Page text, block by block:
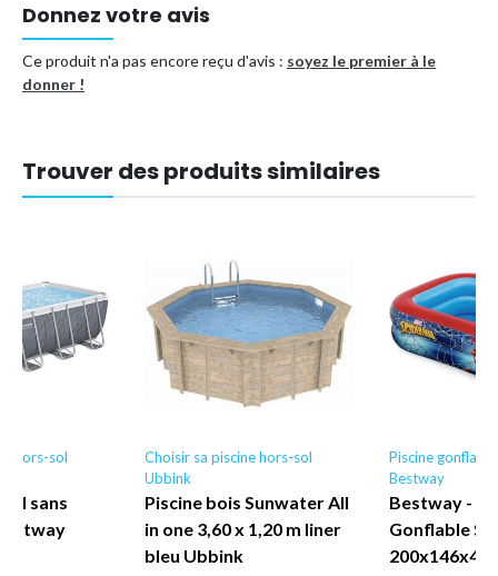
Donnez votre avis
Ce produit n'a pas encore reçu d'avis : soyez le premier à le
donner !
Trouver des produits similaires
hors-sol
sans
Choisir sa piscine hors-sol
Ubbink
Piscine bois Sunwater All
in one 3,60 x 1,20 m liner
bleu Ubbink
Piscine
Bestway
Bestway -
Gonflable
200x146x48